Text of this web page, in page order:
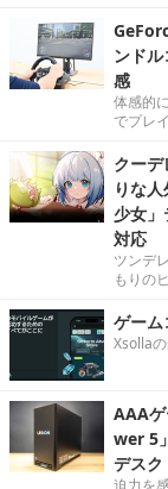
ンド
感
体感的
でプレ
クー
りな
少女
対応
ツンデ
もりの
ゲー
Xsolla
AAA
wer 5
デスク